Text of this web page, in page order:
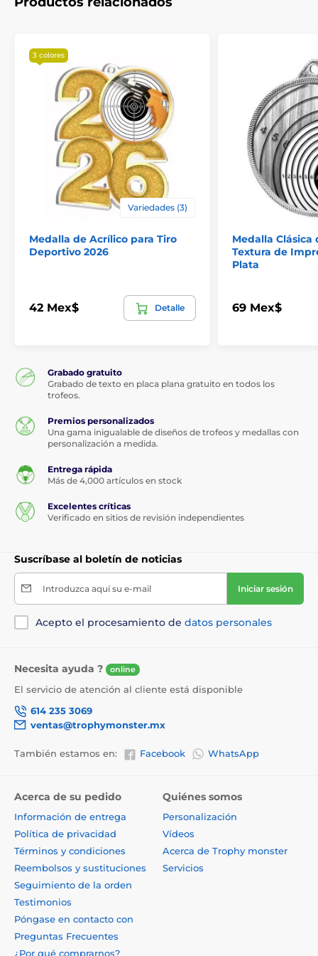
3 colores
Variedades (3)
Medalla de Acrílico para Tiro
Deportivo 2026
42 Mex$ Detalle
Medalla Clásica
Textura de
Plata
69 Mex$
Grabado gratuito
Grabado de texto en placa plana gratuito en todos los
trofeos.
Premios personalizados
Una gama inigualable de diseños de trofeos y medallas con
personalización a medida.
Entrega rápida
Más de 4,000 artículos en stock
Excelentes críticas
Verificado en sitios de revisión independientes
Suscríbase al boletín de noticias
Introduzca aquí su e-mail Iniciar sesión
Acepto el procesamiento de datos personales
Necesita ayuda ? online
El servicio de atención al cliente está disponible
614 235 3069
ventas@trophymonster.mx
También estamos en: Facebook WhatsApp
Acerca de su pedido
Información de entrega
Política de privacidad
Términos y condiciones
Reembolsos y sustituciones
Seguimiento de la orden
Testimonios
Póngase en contacto con
Preguntas Frecuentes
¿Por qué comprarnos?
Quiénes somos
Personalización
Vídeos
Acerca de Trophy monster
Servicios